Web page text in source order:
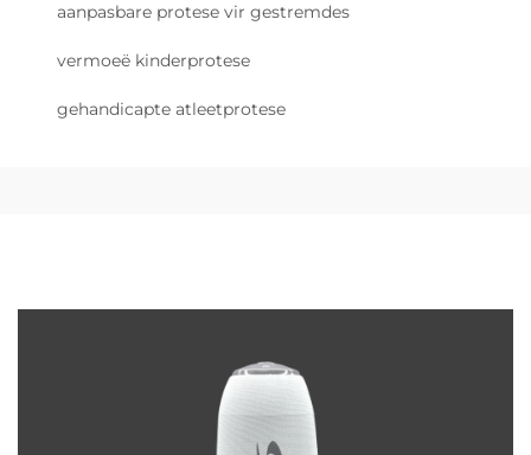
aanpasbare protese vir gestremdes
vermoeë kinderprotese
gehandicapte atleetprotese